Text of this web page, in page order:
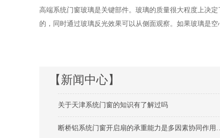
高端系统门窗玻璃是关键部件。玻璃的质量很大程度上决
的，同时通过玻璃反光效果可以从侧面观察。如果玻璃是
【新闻中心】
关于天津系统门窗的知识有了解过吗
断桥铝系统门窗开启扇的承重能力是多因素协同作用的结果